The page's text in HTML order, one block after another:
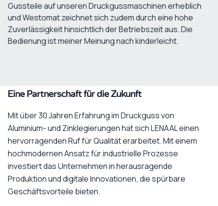
Gussteile auf unseren Druckgussmaschinen erheblich
und Westomat zeichnet sich zudem durch eine hohe
Zuverlässigkeit hinsichtlich der Betriebszeit aus. Die
Bedienung ist meiner Meinung nach kinderleicht.
Eine Partnerschaft für die Zukunft
Mit über 30 Jahren Erfahrung im Druckguss von
Aluminium- und Zinklegierungen hat sich LENAAL einen
hervorragenden Ruf für Qualität erarbeitet. Mit einem
hochmodernen Ansatz für industrielle Prozesse
investiert das Unternehmen in herausragende
Produktion und digitale Innovationen, die spürbare
Geschäftsvorteile bieten.